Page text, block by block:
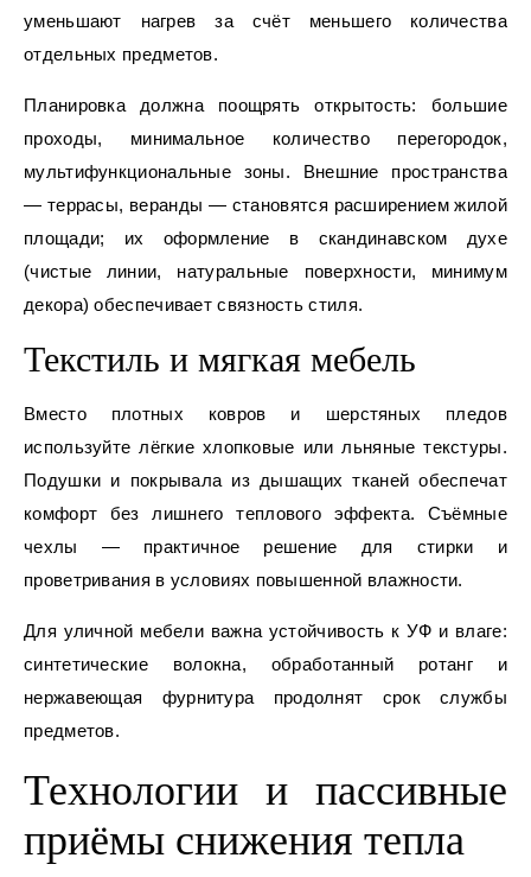
уменьшают нагрев за счёт меньшего количества
отдельных предметов.
Планировка должна поощрять открытость: большие
проходы, минимальное количество перегородок,
мультифункциональные зоны. Внешние пространства
— террасы, веранды — становятся расширением жилой
площади; их оформление в скандинавском духе
(чистые линии, натуральные поверхности, минимум
декора) обеспечивает связность стиля.
Текстиль и мягкая мебель
Вместо плотных ковров и шерстяных пледов
используйте лёгкие хлопковые или льняные текстуры.
Подушки и покрывала из дышащих тканей обеспечат
комфорт без лишнего теплового эффекта. Съёмные
чехлы — практичное решение для стирки и
проветривания в условиях повышенной влажности.
Для уличной мебели важна устойчивость к УФ и влаге:
синтетические волокна, обработанный ротанг и
нержавеющая фурнитура продолнят срок службы
предметов.
Технологии и пассивные
приёмы снижения тепла